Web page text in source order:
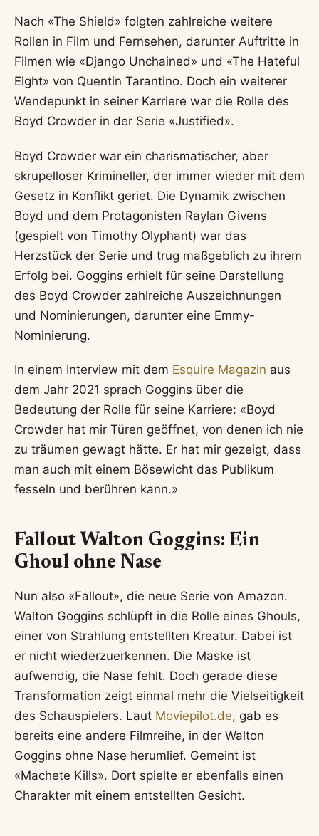
Nach «The Shield» folgten zahlreiche weitere
Rollen in Film und Fernsehen, darunter Auftritte in
Filmen wie «Django Unchained» und «The Hateful
Eight» von Quentin Tarantino. Doch ein weiterer
Wendepunkt in seiner Karriere war die Rolle des
Boyd Crowder in der Serie «Justified».
Boyd Crowder war ein charismatischer, aber
skrupelloser Krimineller, der immer wieder mit dem
Gesetz in Konflikt geriet. Die Dynamik zwischen
Boyd und dem Protagonisten Raylan Givens
(gespielt von Timothy Olyphant) war das
Herzstück der Serie und trug maßgeblich zu ihrem
Erfolg bei. Goggins erhielt für seine Darstellung
des Boyd Crowder zahlreiche Auszeichnungen
und Nominierungen, darunter eine Emmy-
Nominierung.
In einem Interview mit dem Esquire Magazin aus
dem Jahr 2021 sprach Goggins über die
Bedeutung der Rolle für seine Karriere: «Boyd
Crowder hat mir Türen geöffnet, von denen ich nie
zu träumen gewagt hätte. Er hat mir gezeigt, dass
man auch mit einem Bösewicht das Publikum
fesseln und berühren kann.»
Fallout Walton Goggins: Ein
Ghoul ohne Nase
Nun also «Fallout», die neue Serie von Amazon.
Walton Goggins schlüpft in die Rolle eines Ghouls,
einer von Strahlung entstellten Kreatur. Dabei ist
er nicht wiederzuerkennen. Die Maske ist
aufwendig, die Nase fehlt. Doch gerade diese
Transformation zeigt einmal mehr die Vielseitigkeit
des Schauspielers. Laut Moviepilot.de, gab es
bereits eine andere Filmreihe, in der Walton
Goggins ohne Nase herumlief. Gemeint ist
«Machete Kills». Dort spielte er ebenfalls einen
Charakter mit einem entstellten Gesicht.